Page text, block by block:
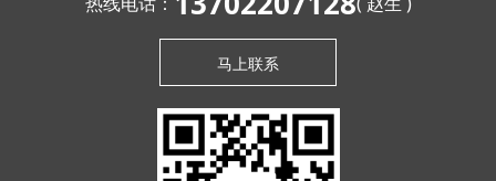
马上联系